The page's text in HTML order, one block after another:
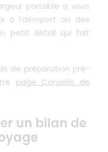
portable si vous
à l’aéroport ou des
petit détail qui fait
de préparation pré-
page Conseils de
un bilan de